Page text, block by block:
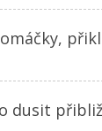
dusit